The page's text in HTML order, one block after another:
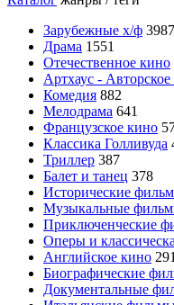
Зарубежные х/ф 3987
Драма 1551
Отечественное кино
Артхаус -
Комедия 882
Мелодрама 641
Французское кино
Классика Голливуда
Триллер 387
Балет и танец 378
Исторические
Музыкальные
Приключенческие
Оперы и
Английское кино 291
Биографические
Документальные